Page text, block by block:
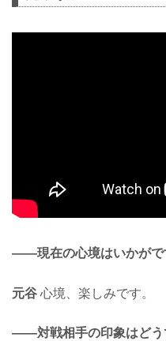
——現在の心境はいかがで
元谷 心境、楽しみです。
——対戦相手の印象はどう